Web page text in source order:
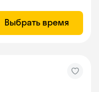
Выбрать время